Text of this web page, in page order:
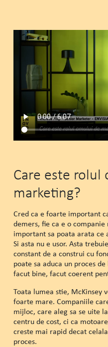
Care este rolul
marketing?
Cred ca e foarte important
demers, fie ca e o
important sa poata arata ce
Si asta nu e usor. Asta
constant de a construi cu
poate sa aduca un proces
facut bine, facut coerent
Toata lumea stie, McKinsey
foarte mare. Companiile
mijloc, care aleg sa se uite
centru de cost, ci ca
creste mai rapid decat
proces.